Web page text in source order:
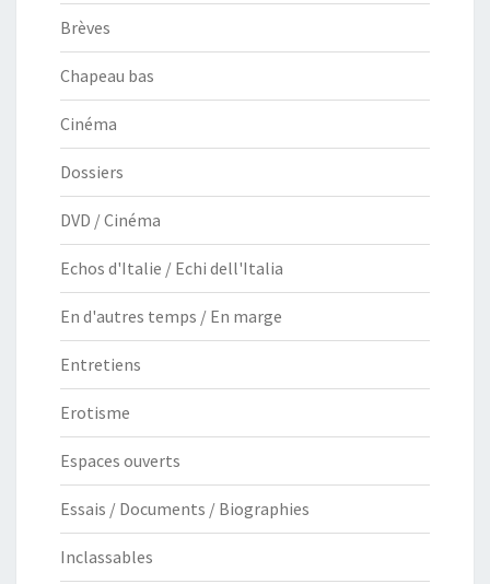
Brèves
Chapeau bas
Cinéma
Dossiers
DVD / Cinéma
Echos d'Italie / Echi dell'Italia
En d'autres temps / En marge
Entretiens
Erotisme
Espaces ouverts
Essais / Documents / Biographies
Inclassables